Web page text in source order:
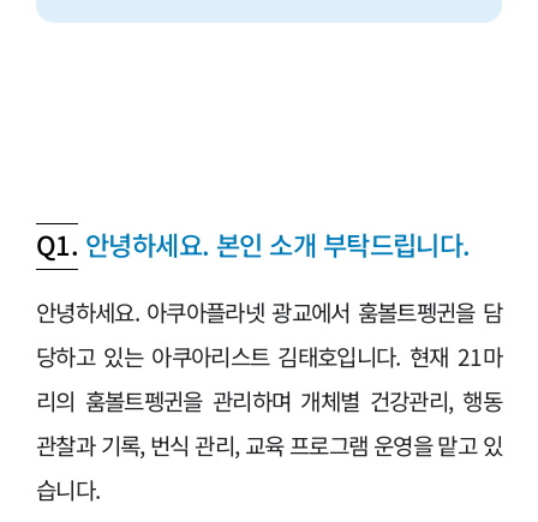
Q1. 안녕하세요. 본인 소개 부탁드립니다.
안녕하세요. 아쿠아플라넷 광교에서 훔볼트펭귄을 담
당하고 있는 아쿠아리스트 김태호입니다. 현재 21마
리의 훔볼트펭귄을 관리하며 개체별 건강관리, 행동
관찰과 기록, 번식 관리, 교육 프로그램 운영을 맡고 있
습니다.